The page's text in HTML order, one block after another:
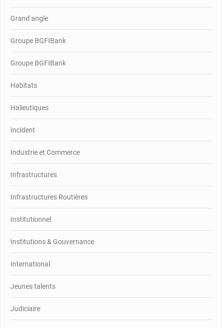
Grand angle
Groupe BGFIBank
Groupe BGFIBank
Habitats
Halieutiques
Incident
Industrie et Commerce
Infrastructures
Infrastructures Routières
Institutionnel
Institutions & Gouvernance
International
Jeunes talents
Judiciaire